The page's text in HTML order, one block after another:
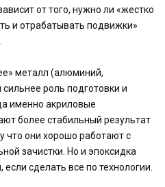
от того, нужно ли «жестко
и отрабатывать подвижки»
металл (алюминий,
роль подготовки и
именно акриловые
более стабильный результат
что они хорошо работают с
зачистки. Но и эпоксидка
сделать все по технологии.